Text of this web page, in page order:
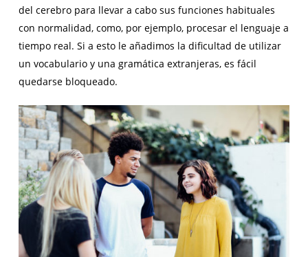
del cerebro para llevar a cabo sus funciones habituales
con normalidad, como, por ejemplo, procesar el lenguaje a
tiempo real. Si a esto le añadimos la dificultad de utilizar
un vocabulario y una gramática extranjeras, es fácil
quedarse bloqueado.